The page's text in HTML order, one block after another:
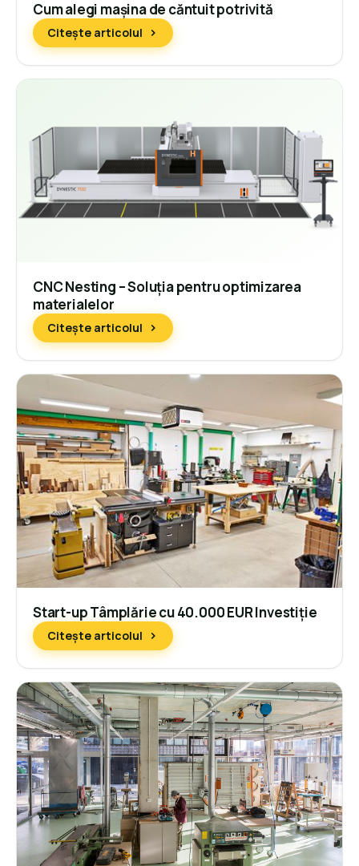
Cum alegi mașina de căntuit potrivită
Citește articolul
CNC Nesting – Soluția pentru optimizarea
materialelor
Citește articolul
Start-up Tâmplărie cu 40.000 EUR Investiție
Citește articolul